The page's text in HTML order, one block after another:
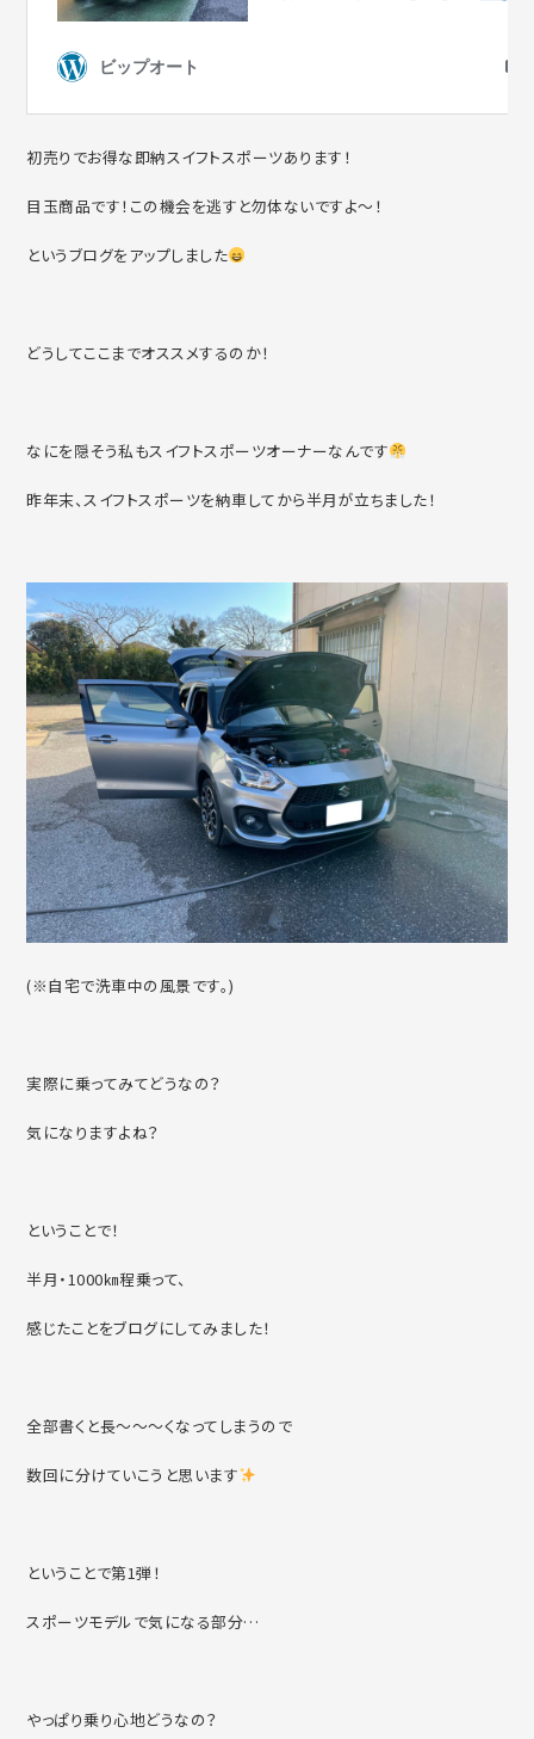
初売りでお得な即納スイフトスポーツあります！
目玉商品です！この機会を逃すと勿体ないですよ～！
というブログをアップしました
どうしてここまでオススメするのか！
なにを隠そう私もスイフトスポーツオーナーなんです
昨年末、スイフトスポーツを納車してから半月が立ちました！
(※自宅で洗車中の風景です。)
実際に乗ってみてどうなの？
気になりますよね？
ということで！
半月・1000㎞程乗って、
感じたことをブログにしてみました！
全部書くと長～～～くなってしまうので
数回に分けていこうと思います
ということで第1弾！
スポーツモデルで気になる部分…
やっぱり乗り心地どうなの？